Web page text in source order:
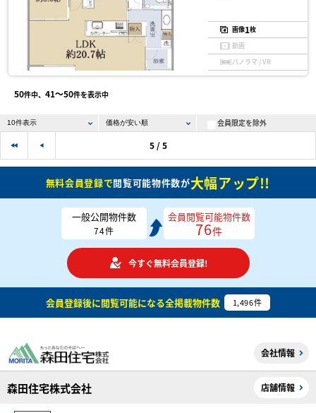
画像1枚
動画
パノラマ / VR
50件中、 41〜50件を表示中
会員限定を除外
5 / 5
無料会員登録で閲覧可能物件数が大幅アップ!!
一般公開物件数
74件
会員閲覧可能物件数
76件
今すぐ無料会員登録!
会員登録後に閲覧可能になる全掲載物件数 1,496件
会社情報
森田住宅株式会社 店舗情報